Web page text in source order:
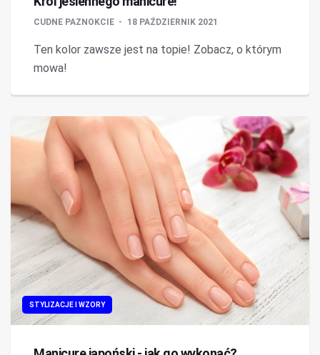
CUDNE PAZNOKCIE 18 PAŹDZIERNIK 2021
Ten kolor zawsze jest na topie! Zobacz, o którym
mowa!
STYLIZACJE I WZORY